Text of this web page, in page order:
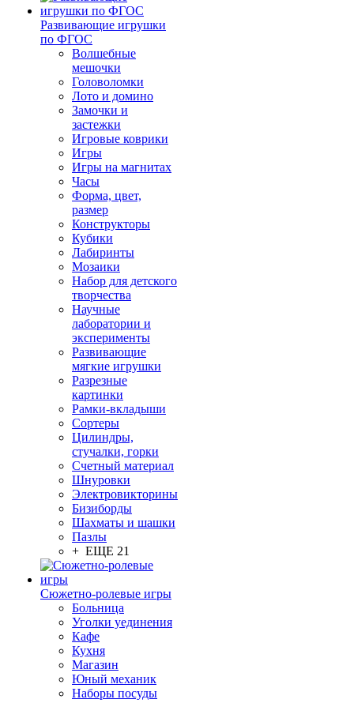
Развивающие игрушки
по ФГОС
Волшебные
мешочки
Головоломки
Лото и домино
Замочки и
застежки
Игровые коврики
Игры
Игры на магнитах
Часы
Форма, цвет,
размер
Конструкторы
Кубики
Лабиринты
Мозаики
Набор для детского
творчества
Научные
лаборатории и
эксперименты
Развивающие
мягкие игрушки
Разрезные
картинки
Рамки-вкладыши
Сортеры
Цилиндры,
стучалки, горки
Счетный материал
Шнуровки
Электровикторины
Бизиборды
Шахматы и шашки
Пазлы
+ ЕЩЕ 21
Сюжетно-ролевые игры
Больница
Уголки уединения
Кафе
Кухня
Магазин
Юный механик
Наборы посуды